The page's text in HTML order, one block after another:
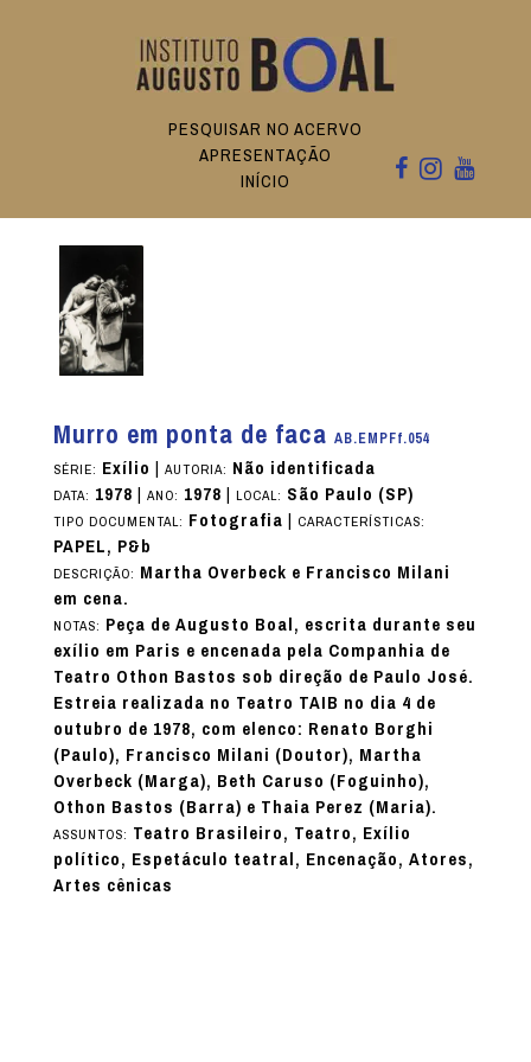
PESQUISAR NO ACERVO
APRESENTAÇÃO
INÍCIO
Murro em ponta de faca AB.EMPFf.054
SÉRIE: Exílio | AUTORIA: Não identificada
DATA: 1978| ANO: 1978| LOCAL: São Paulo (SP)
TIPO DOCUMENTAL: Fotografia| CARACTERÍSTICAS:
PAPEL, P&b
DESCRIÇÃO: Martha Overbeck e Francisco Milani
em cena.
NOTAS: Peça de Augusto Boal, escrita durante seu
exílio em Paris e encenada pela Companhia de
Teatro Othon Bastos sob direção de Paulo José.
Estreia realizada no Teatro TAIB no dia 4 de
outubro de 1978, com elenco: Renato Borghi
(Paulo), Francisco Milani (Doutor), Martha
Overbeck (Marga), Beth Caruso (Foguinho),
Othon Bastos (Barra) e Thaia Perez (Maria).
ASSUNTOS: Teatro Brasileiro, Teatro, Exílio
político, Espetáculo teatral, Encenação, Atores,
Artes cênicas